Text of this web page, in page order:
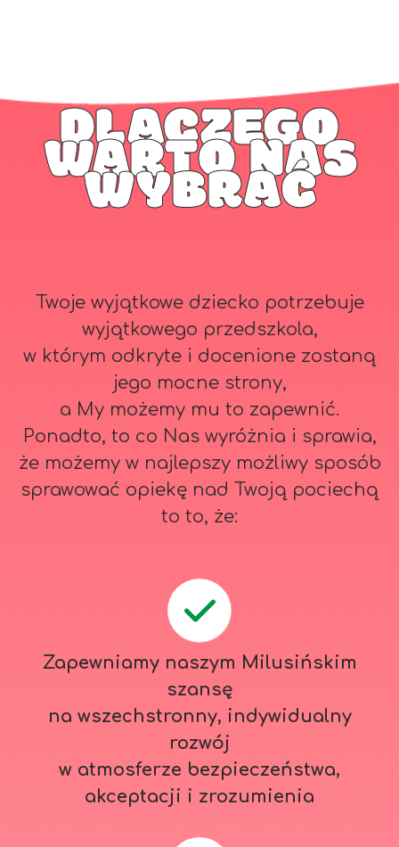
DLACZEGO
WARTO NAS
WYBRAĆ
Twoje wyjątkowe dziecko potrzebuje
wyjątkowego przedszkola,
w którym odkryte i docenione zostaną
jego mocne strony,
a My możemy mu to zapewnić.
Ponadto, to co Nas wyróżnia i sprawia,
że możemy w najlepszy możliwy sposób
sprawować opiekę nad Twoją pociechą
to to, że:
Zapewniamy naszym Milusińskim
szansę
na wszechstronny, indywidualny
rozwój
w atmosferze bezpieczeństwa,
akceptacji i zrozumienia